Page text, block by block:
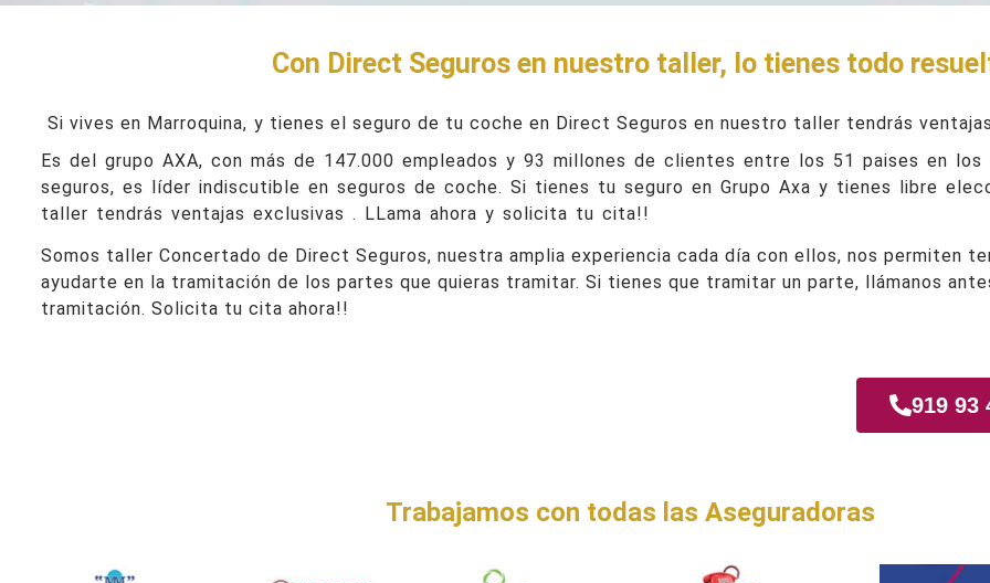
Con Direct Seguros en nuestro taller, lo tienes todo
Si vives en Marroquina, y tienes el seguro de tu coche en Direct Seguros en nuestro taller tendrás
Es del grupo AXA, con más de 147.000 empleados y 93 millones de clientes entre los 51 paises en los
seguros, es líder indiscutible en seguros de coche. Si tienes tu seguro en Grupo Axa y tienes libre
taller tendrás ventajas exclusivas . LLama ahora y solicita tu cita!!
Somos taller Concertado de Direct Seguros, nuestra amplia experiencia cada día con ellos, nos permiten
ayudarte en la tramitación de los partes que quieras tramitar. Si tienes que tramitar un parte, llámanos
tramitación. Solicita tu cita ahora!!
919 93
Trabajamos con todas las Aseguradoras